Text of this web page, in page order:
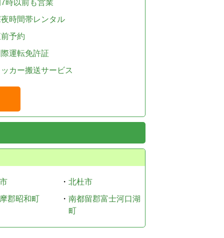
時以前も営業
時間帯レンタル
予約
運転免許証
カー搬送サービス
・ 北杜市
郡昭和町
・ 南都留郡富士河口湖
町